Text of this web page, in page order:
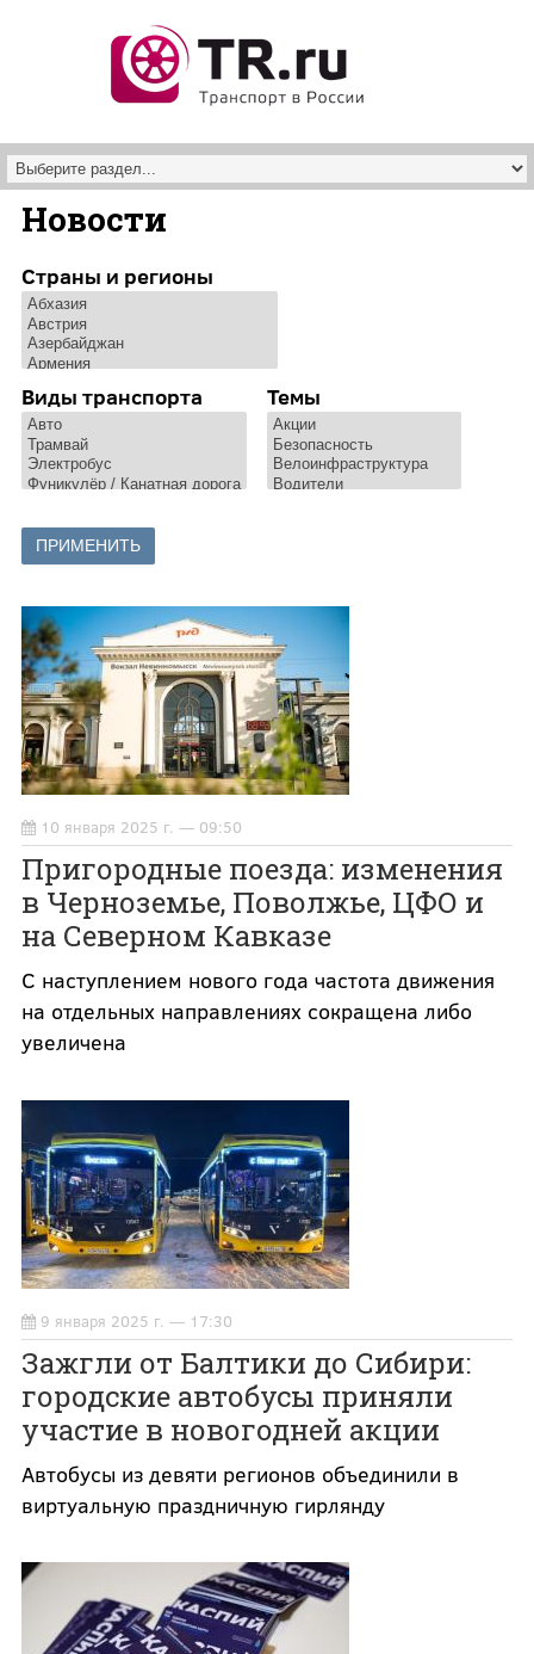
Новости
Страны и регионы
Виды транспорта Темы
10 января 2025 г. — 09:50
Пригородные поезда: изменения
в Черноземье, Поволжье, ЦФО и
на Северном Кавказе
С наступлением нового года частота движения
на отдельных направлениях сокращена либо
увеличена
9 января 2025 г. — 17:30
Зажгли от Балтики до Сибири:
городские автобусы приняли
участие в новогодней акции
Автобусы из девяти регионов объединили в
виртуальную праздничную гирлянду